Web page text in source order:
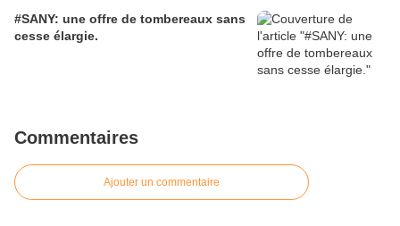
#SANY: une offre de tombereaux sans
cesse élargie.
Commentaires
Ajouter un commentaire